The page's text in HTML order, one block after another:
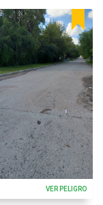
VER PELIGRO